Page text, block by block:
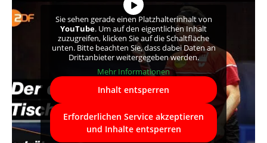
Sie sehen gerade einen Platzhalterinhalt von
YouTube. Um auf den eigentlichen Inhalt
zuzugreifen, klicken Sie auf die Schaltfläche
unten. Bitte beachten Sie, dass dabei Daten an
Drittanbieter weitergegeben werden.
Mehr Informationen
Inhalt entsperren
Erforderlichen Service akzeptieren
und Inhalte entsperren